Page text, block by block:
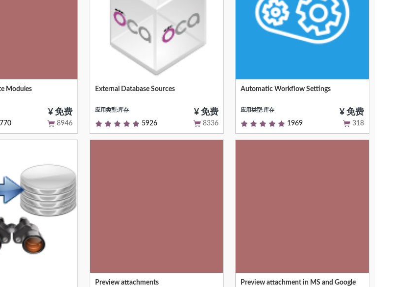
Modules
¥ 免费
8946
Null
External Database Sources
应用类型:库存 ¥ 免费
5926 8336
Null
Automatic Workflow Settings
应用类型:库存 ¥ 免费
1969 318
Preview attachments supported by
Preview attachments
Image files (.JPEG, .PNG, .GIF, .TIFF,
Preview attachment in MS and Google